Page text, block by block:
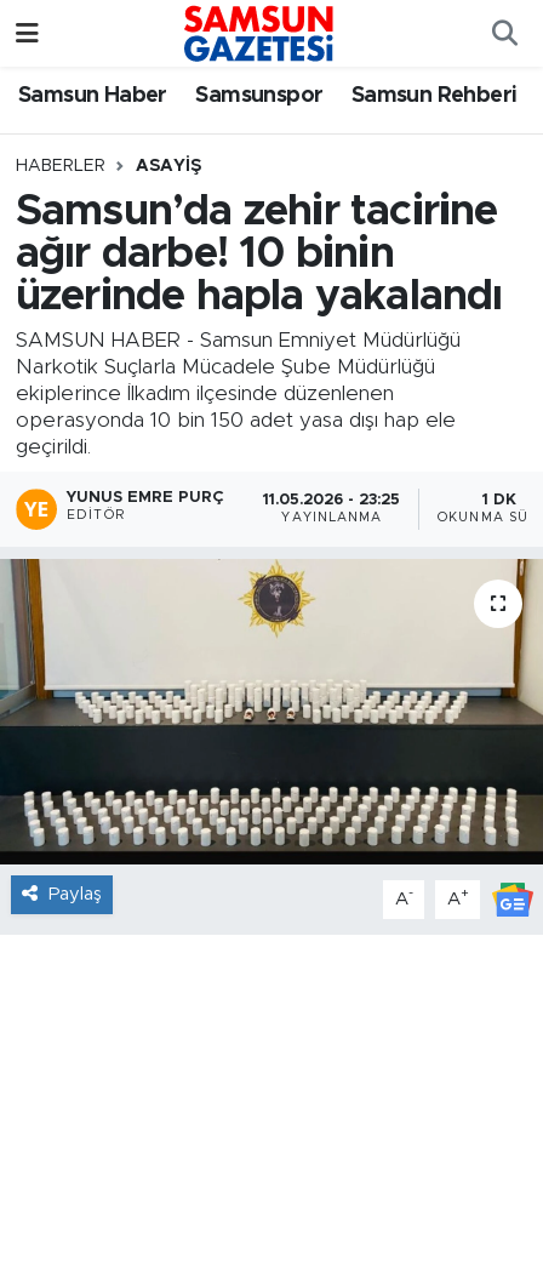
Samsun Haber Samsunspor Samsun Rehberi
HABERLER ASAYIŞ
Samsun’da zehir tacirine
ağır darbe! 10 binin
üzerinde hapla yakalandı
SAMSUN HABER - Samsun Emniyet Müdürlüğü
Narkotik Suçlarla Mücadele Şube Müdürlüğü
ekiplerince İlkadım ilçesinde düzenlenen
operasyonda 10 bin 150 adet yasa dışı hap ele
geçirildi.
YUNUS EMRE PURÇ
EDITÖR
11.05.2026 - 23:25
YAYINLANMA
1 DK
OKUNMA
Paylaş A- A+
Samsun Haber
Samsunspor
Samsun Rehberi
Resmi İlanlar
Samsun Nöbetçi Eczaneler
Samsun Hava Durumu
SAMSUN Namaz Vakitleri
Samsun Trafik Yoğunluk Haritası
Süper Lig Puan Durumu ve Fikstür
Tüm Manşetler
Haber Arşivi